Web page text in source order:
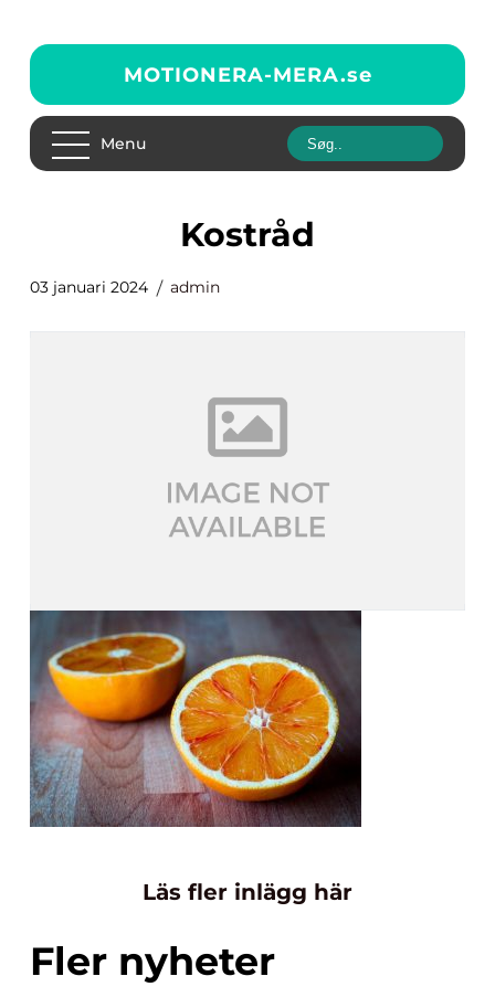
MOTIONERA-MERA.se
Menu
kostråd
03 januari 2024 admin
Läs fler inlägg här
Fler nyheter